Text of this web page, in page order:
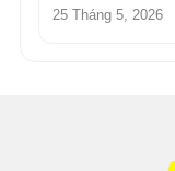
25 Tháng 5, 2026